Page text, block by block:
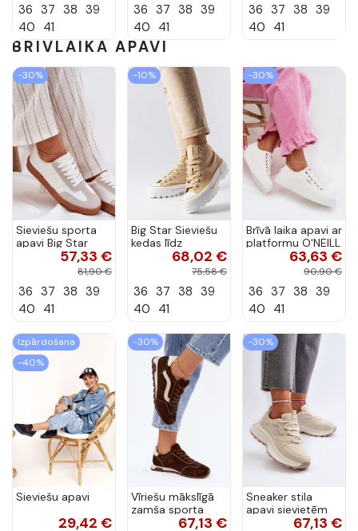
36 37 38 39
40 41
36 37 38 39
40 41
36 37 38 39
40 41
BRĪVLAIKĀ APAVI
-30%
Sieviešu sporta
apavi Big Star
RR274804 baltā
57,33 €
81,90 €
36 37 38 39
40 41
-10%
Big Star Sieviešu
kedas līdz
potītēm68,02 €
75,58 €
36 37 38 39
40 41
-30%
Brīvā laika apavi ar
platformu O'NEILL
SPINNA C INOMEN
baltā krāsā
63,63 €
90,90 €
36 37 38 39
40 41
Izpārdošana
-40%
Sieviešu apavi
29,42 €
-30%
Vīriešu mākslīgā
zamša sporta
67,13 €
-30%
Sneaker stila
apavi sievietēm
HI-POLY SYSTEM
67,13 €